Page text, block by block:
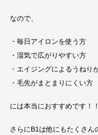
なので、
・毎日アイロンを使う方
・湿気で広がりやすい方
・エイジングによるうねり
・毛先がまとまりにくい方
には本当におすすめです！
さらにB1は他にもたくさん